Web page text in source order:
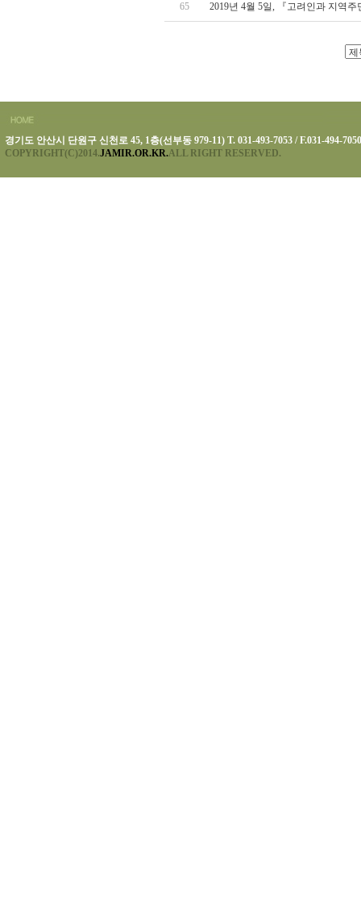
65 2019년 4월 5일, 『고려인과 지역
경기도 안산시 단원구 신천로 45, 1층(선부동 979-11) T. 031-493-7053 / F.031-494-7050
COPYRIGHT(C)2014.JAMIR.OR.KR.ALL RIGHT RESERVED.